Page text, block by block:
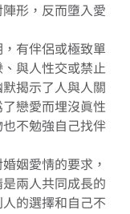
形，反而墮入愛
有伴侶或極致單
與人性交或禁止
揭示了人與人關
戀愛而埋沒真性
不勉強自己找伴
姻愛情的要求，
兩人共同成長的
的選擇和自己不